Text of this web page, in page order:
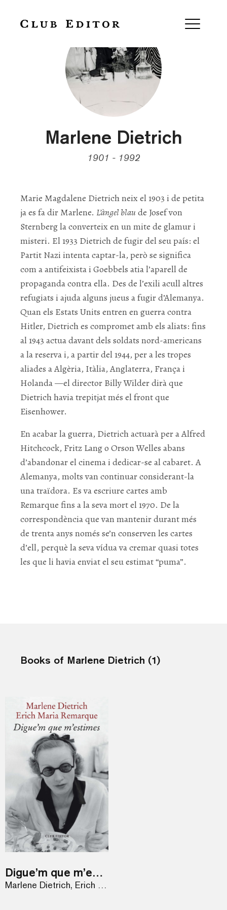
Marlene Dietrich
1901 - 1992
Marie Magdalene Dietrich neix el 1903 i de petita
ja es fa dir Marlene. L’àngel blau de Josef von
Sternberg la converteix en un mite de glamur i
misteri. El 1933 Dietrich de fugir del seu país: el
Partit Nazi intenta captar-la, però se significa
com a antifeixista i Goebbels atia l’aparell de
propaganda contra ella. Des de l’exili acull altres
refugiats i ajuda alguns jueus a fugir d’Alemanya.
Quan els Estats Units entren en guerra contra
Hitler, Dietrich es compromet amb els aliats: fins
al 1943 actua davant dels soldats nord-americans
a la reserva i, a partir del 1944, per a les tropes
aliades a Algèria, Itàlia, Anglaterra, França i
Holanda —el director Billy Wilder dirà que
Dietrich havia trepitjat més el front que
Eisenhower.
En acabar la guerra, Dietrich actuarà per a Alfred
Hitchcock, Fritz Lang o Orson Welles abans
d’abandonar el cinema i dedicar-se al cabaret. A
Alemanya, molts van continuar considerant-la
una traïdora. Es va escriure cartes amb
Remarque fins a la seva mort el 1970. De la
correspondència que van mantenir durant més
de trenta anys només se’n conserven les cartes
d’ell, perquè la seva vídua va cremar quasi totes
les que li havia enviat el seu estimat “puma”.
Books of Marlene Dietrich (1)
Digue’m que m’estimes
Marlene Dietrich, Erich Maria Remarque